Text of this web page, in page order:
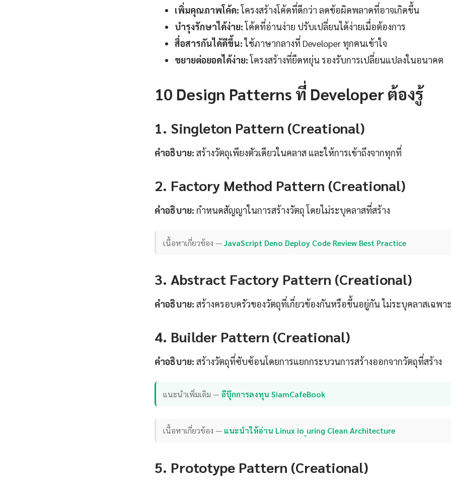
เพิ่มคุณภาพโค้ด:โครงสร้างโค้ดที่ดีกว่า ลดข้อผิดพลาดที่อาจเกิดขึ้น
บำรุงรักษาได้ง่าย:โค้ดที่อ่านง่าย ปรับเปลี่ยนได้ง่ายเมื่อต้องการ
สื่อสารกันได้ดีขึ้น:ใช้ภาษากลางที่ Developer ทุกคนเข้าใจ
ขยายต่อยอดได้ง่าย:โครงสร้างที่ยืดหยุ่น รองรับการเปลี่ยนแปลงในอนาคต
10 Design Patterns ที่ Developer ต้องรู้
1. Singleton Pattern (Creational)
คำอธิบาย: สร้างวัตถุเพียงตัวเดียวในคลาส และให้การเข้าถึงจากทุกที่
2. Factory Method Pattern (Creational)
คำอธิบาย: กำหนดสัญญาในการสร้างวัตถุ โดยไม่ระบุคลาสที่สร้าง
เนื้อหาเกี่ยวข้อง —JavaScript Deno Deploy Code Review Best Practice
3. Abstract Factory Pattern (Creational)
คำอธิบาย: สร้างครอบครัวของวัตถุที่เกี่ยวข้องกันหรือขึ้นอยู่กัน ไม่ระบุคลาสเฉพา
4. Builder Pattern (Creational)
คำอธิบาย: สร้างวัตถุที่ซับซ้อนโดยการแยกกระบวนการสร้างออกจากวัตถุที่สร้าง
แนะนำเพิ่มเติม —อีบุ๊กการลงทุน SiamCafeBook
เนื้อหาเกี่ยวข้อง — แนะนำให้อ่าน Linux io_uring Clean Architecture
5. Prototype Pattern (Creational)